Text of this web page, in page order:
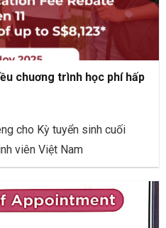
chuơng trình học phí hấp
cho Kỳ tuyển sinh cuối
viên Việt Nam